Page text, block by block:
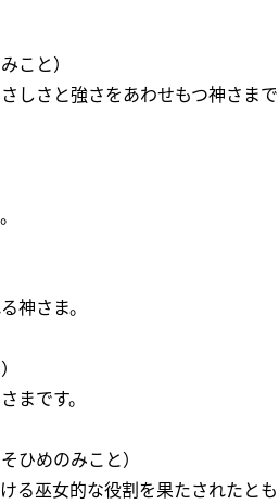
こと）
しさと強さをあわせもつ神さまで
神さま。
まです。
ひめのみこと）
る巫女的な役割を果たされたとも